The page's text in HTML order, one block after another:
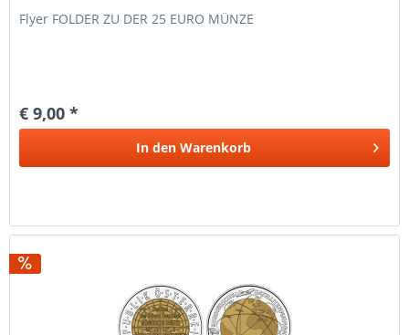
Flyer FOLDER ZU DER 25 EURO MÜNZE
€ 9,00 *
In den Warenkorb